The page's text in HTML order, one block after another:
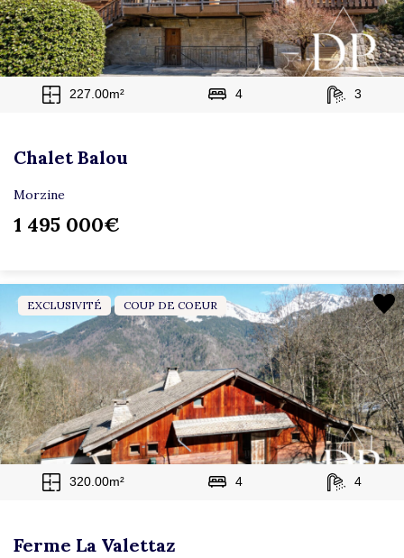
227.00m² 4 3
Chalet Balou
Morzine
1 495 000€
EXCLUSIVITÉ COUP DE COEUR
320.00m² 4 4
Ferme La Valettaz